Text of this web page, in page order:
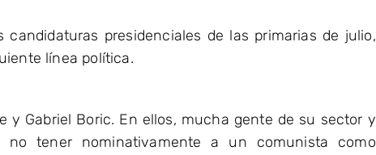
presidenciales de las primarias de julio,
línea política.
y Gabriel Boric. En ellos, mucha gente de su sector y
no tener nominativamente a un comunista como